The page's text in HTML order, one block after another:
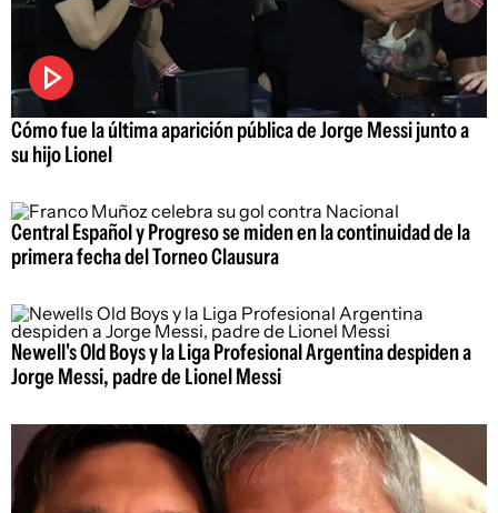
Cómo fue la última aparición pública de Jorge Messi junto a
su hijo Lionel
Central Español y Progreso se miden en la continuidad de la
primera fecha del Torneo Clausura
Newell's Old Boys y la Liga Profesional Argentina despiden a
Jorge Messi, padre de Lionel Messi